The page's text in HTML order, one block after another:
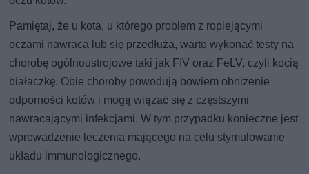
Pamiętaj, że u kota, u którego problem z ropiejącymi
oczami nawraca lub się przedłuża, warto wykonać testy na
chorobę ogólnoustrojowe taki jak FIV oraz FeLV, czyli kocią
białaczkę. Obie choroby powodują bowiem obniżenie
odporności kotów i mogą wiązać się z częstszymi
nawracającymi infekcjami. W tym przypadku konieczne jest
wprowadzenie leczenia mającego na celu stymulowanie
układu immunologicznego.